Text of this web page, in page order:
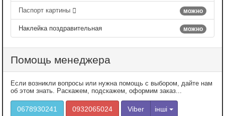
можно
Паспорт картины
можно
Наклейка поздравительная
Помощь менеджера
Если возникли вопросы или нужна помощь с выбором, дайте нам
об этом знать. Раскажем, подскажем, оформим заказ...
0678930241 0932065024 Viber інші